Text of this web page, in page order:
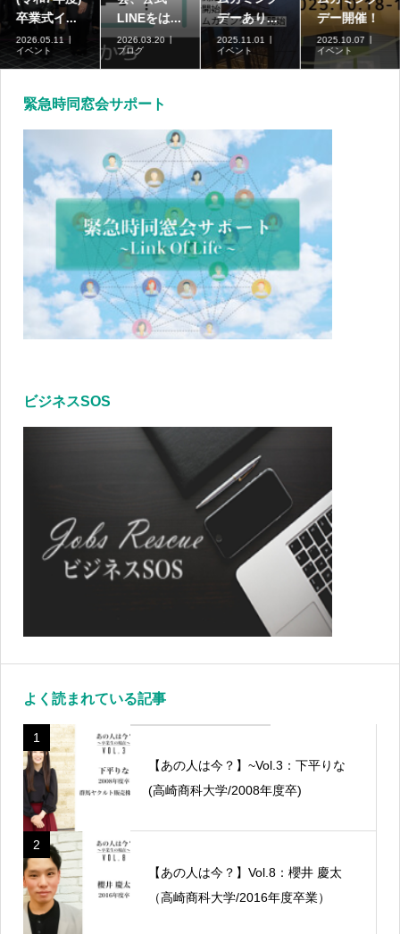
卒業式イ...
2026.05.11
イベント
LINEをは...
2026.03.20
ブログ
デーあり...
2025.11.01
イベント
デー開催！
2025.10.07
イベント
緊急時同窓会サポート
ビジネスSOS
よく読まれている記事
1
【あの人は今？】~Vol.3：下平りな
(高崎商科大学/2008年度卒)
2
【あの人は今？】Vol.8：櫻井 慶太
（高崎商科大学/2016年度卒業）